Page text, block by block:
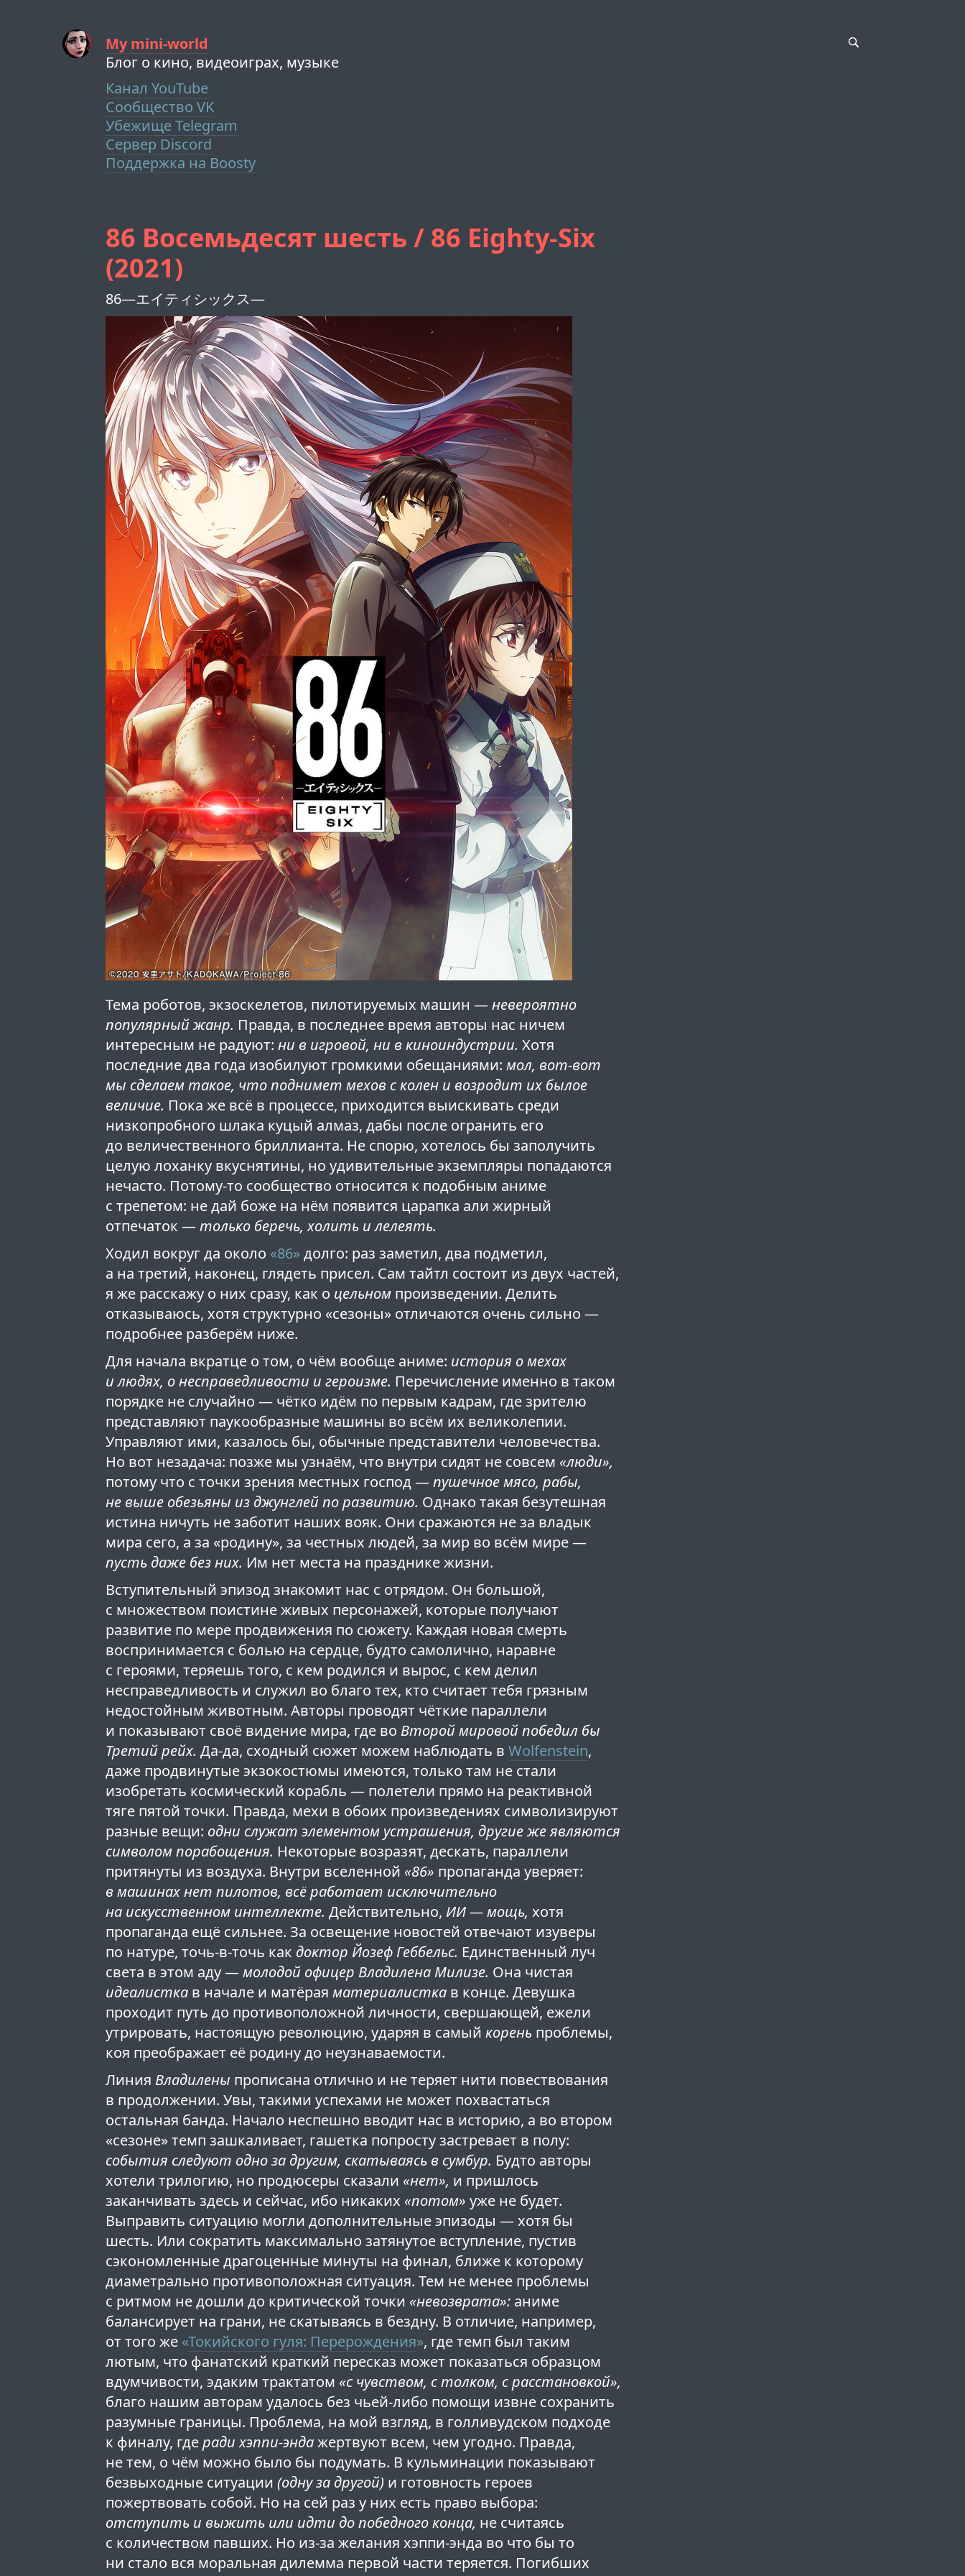
My mini-world
Блог о кино, видеоиграх, музыке
Канал YouTube
Сообщество VK
Убежище Telegram
Сервер Discord
Поддержка на Boosty
86 Восемьдесят шесть / 86 Eighty-Six
(2021)
86―エイティシックス―
Тема роботов, экзоскелетов, пилотируемых машин —невероятно
популярный жанр. Правда, в последнее время авторы нас ничем
интересным не радуют:ни в игровой, ни в киноиндустрии. Хотя
последние два года изобилуют громкими обещаниями:мол, вот-вот
мы сделаем такое, что поднимет мехов с колен и возродит их былое
величие. Пока же всё в процессе, приходится выискивать среди
низкопробного шлака куцый алмаз, дабы после огранить его
до величественного бриллианта. Не спорю, хотелось бы заполучить
целую лоханку вкуснятины, но удивительные экземпляры попадаются
нечасто. Потому-то сообщество относится к подобным аниме
с трепетом: не дай боже на нём появится царапка али жирный
отпечаток —только беречь, холить и лелеять.
Ходил вокруг да около «86» долго: раз заметил, два подметил,
а на третий, наконец, глядеть присел. Сам тайтл состоит из двух частей,
я же расскажу о них сразу, как о цельном произведении. Делить
отказываюсь, хотя структурно «сезоны» отличаются очень сильно —
подробнее разберём ниже.
Для начала вкратце о том, о чём вообще аниме: история о мехах
и людях, о несправедливости и героизме. Перечисление именно в таком
порядке не случайно — чётко идём по первым кадрам, где зрителю
представляют паукообразные машины во всём их великолепии.
Управляют ими, казалось бы, обычные представители человечества.
Но вот незадача: позже мы узнаём, что внутри сидят не совсем «люди»,
потому что с точки зрения местных господ —пушечное мясо, рабы,
не выше обезьяны из джунглей по развитию. Однако такая безутешная
истина ничуть не заботит наших вояк. Они сражаются не за владык
мира сего, а за «родину», за честных людей, за мир во всём мире —
пусть даже без них. Им нет места на празднике жизни.
Вступительный эпизод знакомит нас с отрядом. Он большой,
с множеством поистине живых персонажей, которые получают
развитие по мере продвижения по сюжету. Каждая новая смерть
воспринимается с болью на сердце, будто самолично, наравне
с героями, теряешь того, с кем родился и вырос, с кем делил
несправедливость и служил во благо тех, кто считает тебя грязным
недостойным животным. Авторы проводят чёткие параллели
и показывают своё видение мира, где во Второй мировой победил бы
Третий рейх. Да-да, сходный сюжет можем наблюдать вWolfenstein,
даже продвинутые экзокостюмы имеются, только там не стали
изобретать космический корабль — полетели прямо на реактивной
тяге пятой точки. Правда, мехи в обоих произведениях символизируют
разные вещи: одни служат элементом устрашения, другие же являются
символом порабощения. Некоторые возразят, дескать, параллели
притянуты из воздуха. Внутри вселенной «86» пропаганда уверяет:
в машинах нет пилотов, всё работает исключительно
на искусственном интеллекте. Действительно, ИИ — мощь, хотя
пропаганда ещё сильнее. За освещение новостей отвечают изуверы
по натуре, точь-в-точь как доктор Йозеф Геббельс. Единственный луч
света в этом аду —молодой офицер Владилена Милизе. Она чистая
идеалистка в начале и матёраяматериалистка в конце. Девушка
проходит путь до противоположной личности, свершающей, ежели
утрировать, настоящую революцию, ударяя в самыйкорень проблемы,
коя преображает её родину до неузнаваемости.
Линия Владилены прописана отлично и не теряет нити повествования
в продолжении. Увы, такими успехами не может похвастаться
остальная банда. Начало неспешно вводит нас в историю, а во втором
«сезоне» темп зашкаливает, гашетка попросту застревает в полу:
события следуют одно за другим, скатываясь в сумбур. Будто авторы
хотели трилогию, но продюсеры сказали «нет», и пришлось
заканчивать здесь и сейчас, ибо никаких «потом» уже не будет.
Выправить ситуацию могли дополнительные эпизоды — хотя бы
шесть. Или сократить максимально затянутое вступление, пустив
сэкономленные драгоценные минуты на финал, ближе к которому
диаметрально противоположная ситуация. Тем не менее проблемы
с ритмом не дошли до критической точки «невозврата»: аниме
балансирует на грани, не скатываясь в бездну. В отличие, например,
от того же «Токийского гуля: Перерождения», где темп был таким
лютым, что фанатский краткий пересказ может показаться образцом
вдумчивости, эдаким трактатом «с чувством, с толком, с расстановкой»,
благо нашим авторам удалось без чьей-либо помощи извне сохранить
разумные границы. Проблема, на мой взгляд, в голливудском подходе
к финалу, гдеради хэппи-эндажертвуют всем, чем угодно. Правда,
не тем, о чём можно было бы подумать. В кульминации показывают
безвыходные ситуации(одну за другой) и готовность героев
пожертвовать собой. Но на сей раз у них есть право выбора:
отступить и выжить или идти до победного конца, не считаясь
с количеством павших. Но из-за желания хэппи-энда во что бы то
ни стало вся моральная дилемма первой части теряется. Погибших